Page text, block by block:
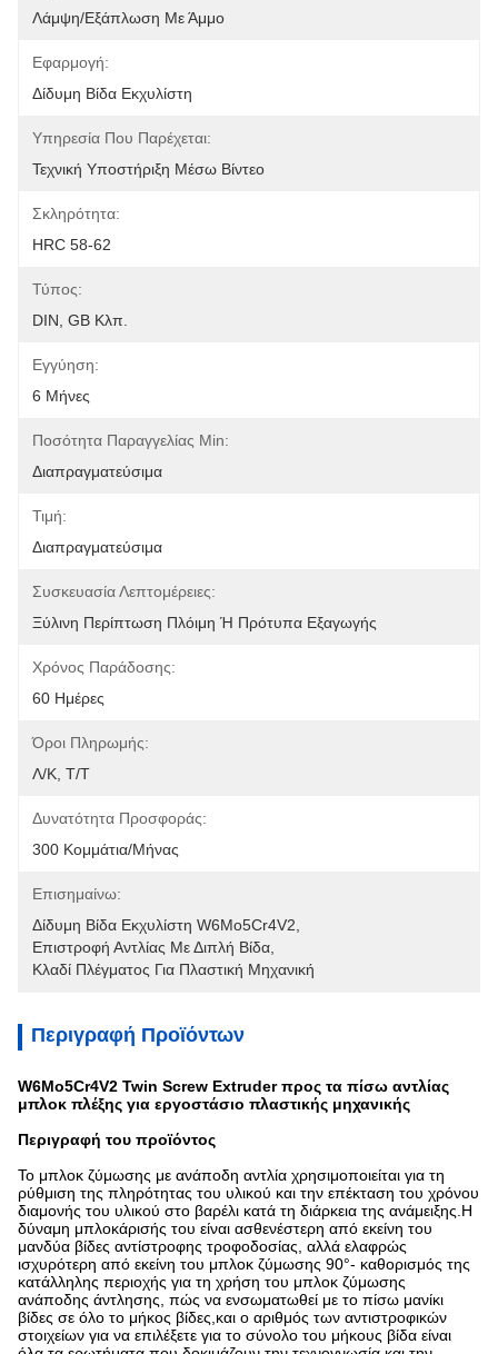
Λάμψη/εξάπλωση Με Άμμο
Εφαρμογή:
Δίδυμη Βίδα Εκχυλίστη
Υπηρεσία Που Παρέχεται:
Τεχνική Υποστήριξη Μέσω Βίντεο
Σκληρότητα:
HRC 58-62
Τύπος:
DIN, GB Κλπ.
Εγγύηση:
6 Μήνες
Ποσότητα Παραγγελίας Min:
Διαπραγματεύσιμα
Τιμή:
Διαπραγματεύσιμα
Συσκευασία Λεπτομέρειες:
Ξύλινη Περίπτωση Πλόιμη Ή Πρότυπα Εξαγωγής
Χρόνος Παράδοσης:
60 Ημέρες
Όροι Πληρωμής:
Λ/Κ, Τ/Τ
Δυνατότητα Προσφοράς:
300 Κομμάτια/μήνας
Επισημαίνω:
Δίδυμη Βίδα Εκχυλίστη W6Mo5Cr4V2
Επιστροφή Αντλίας Με Διπλή Βίδα
Κλαδί Πλέγματος Για Πλαστική Μηχανική
Περιγραφή Προϊόντων
W6Mo5Cr4V2 Twin Screw Extruder προς τα πίσω αντλίας
μπλοκ πλέξης για εργοστάσιο πλαστικής μηχανικής
Περιγραφή του προϊόντος
Το μπλοκ ζύμωσης με ανάποδη αντλία χρησιμοποιείται για τη
ρύθμιση της πληρότητας του υλικού και την επέκταση του χρόνου
διαμονής του υλικού στο βαρέλι κατά τη διάρκεια της ανάμειξης.Η
δύναμη μπλοκάρισής του είναι ασθενέστερη από εκείνη του
μανδύα βίδες αντίστροφης τροφοδοσίας, αλλά ελαφρώς
ισχυρότερη από εκείνη του μπλοκ ζύμωσης 90°- καθορισμός της
κατάλληλης περιοχής για τη χρήση του μπλοκ ζύμωσης
ανάποδης άντλησης, πώς να ενσωματωθεί με το πίσω μανίκι
βίδες σε όλο το μήκος βίδες,και ο αριθμός των αντιστροφικών
στοιχείων για να επιλέξετε για το σύνολο του μήκους βίδα είναι